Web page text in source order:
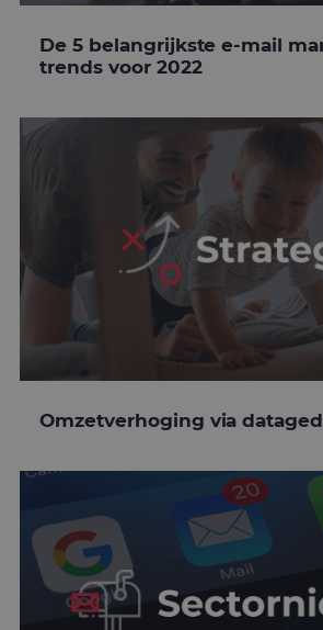
De 5 belangrijkste e-mail
trends voor 2022
Omzetverhoging via